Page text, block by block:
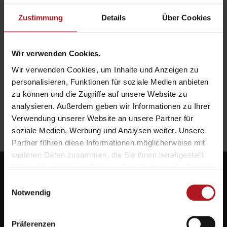
Zustimmung Details Über Cookies
Wir verwenden Cookies.
Wir verwenden Cookies, um Inhalte und Anzeigen zu
personalisieren, Funktionen für soziale Medien anbieten
zu können und die Zugriffe auf unsere Website zu
analysieren. Außerdem geben wir Informationen zu Ihrer
Verwendung unserer Website an unsere Partner für
soziale Medien, Werbung und Analysen weiter. Unsere
Partner führen diese Informationen möglicherweise mit
weiteren Daten zusammen, die Sie ihnen bereitgestellt
Notwendig
Präferenzen